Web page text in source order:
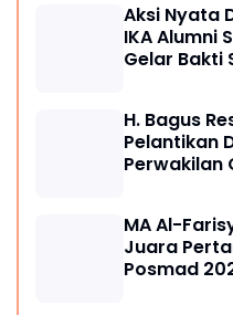
Aksi Nyata
IKA Alumni
Gelar Bakti
H. Bagus
Pelantikan
Perwakilan
MA Al-
Juara
Posmad